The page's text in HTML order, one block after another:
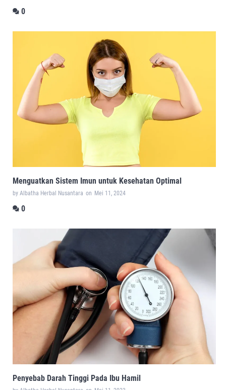
0
Menguatkan Sistem Imun untuk Kesehatan Optimal
by Albatha Herbal Nusantara on Mei 11, 2024
0
Penyebab Darah Tinggi Pada Ibu Hamil